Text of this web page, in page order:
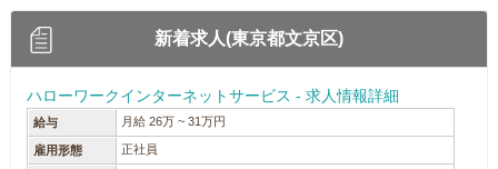
新着求人(東京都文京区)
ハローワークインターネットサービス - 求人情報詳細
給与 月給 26万 ~ 31万円
雇用形態 正社員